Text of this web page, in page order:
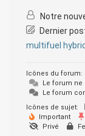
Notre
Dernier
multifuel
Icônes du forum:
Le forum
Le forum
Icônes de sujet:
Important
Privé